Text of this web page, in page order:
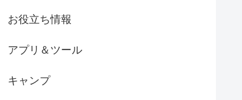
お役立ち情報
アプリ＆ツール
キャンプ